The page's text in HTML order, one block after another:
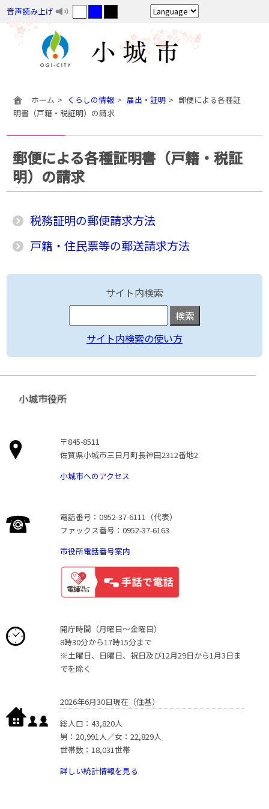
音声読み上げ
ホーム くらしの情報 届出・証明
郵便による各種証
明書（戸籍・税証明）の請求
郵便による各種証明書（戸籍・税証
明）の請求
税務証明の郵便請求方法
戸籍・住民票等の郵送請求方法
サイト内検索
サイト内検索の使い方
小城市役所
〒845-8511
佐賀県小城市三日月町長神田2312番地2
小城市へのアクセス
電話番号：0952-37-6111（代表）
ファックス番号：0952-37-6163
市役所電話番号案内
開庁時間（月曜日〜金曜日）
8時30分から17時15分まで
※土曜日、日曜日、祝日及び12月29日から1月3日ま
でを除く
2026年6月30日現在（住基）
総人口：43,820人
男：20,991人／女：22,829人
世帯数：18,031世帯
詳しい統計情報を見る